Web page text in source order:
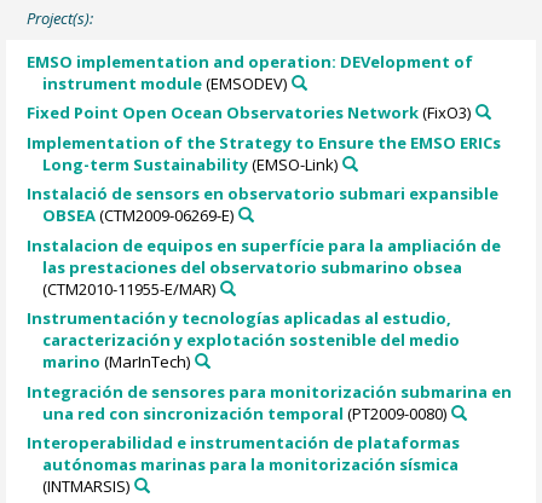
Project(s):
EMSO implementation and operation: DEVelopment of
instrument module(EMSODEV)
Fixed Point Open Ocean Observatories Network(FixO3)
Implementation of the Strategy to Ensure the EMSO ERICs
Long-term Sustainability(EMSO-Link)
Instalació de sensors en observatorio submari expansible
OBSEA(CTM2009-06269-E)
Instalacion de equipos en superfície para la ampliación de
las prestaciones del observatorio submarino obsea
(CTM2010-11955-E/MAR)
Instrumentación y tecnologías aplicadas al estudio,
caracterización y explotación sostenible del medio
marino (MarInTech)
Integración de sensores para monitorización submarina en
una red con sincronización temporal (PT2009-0080)
Interoperabilidad e instrumentación de plataformas
autónomas marinas para la monitorización sísmica
(INTMARSIS)